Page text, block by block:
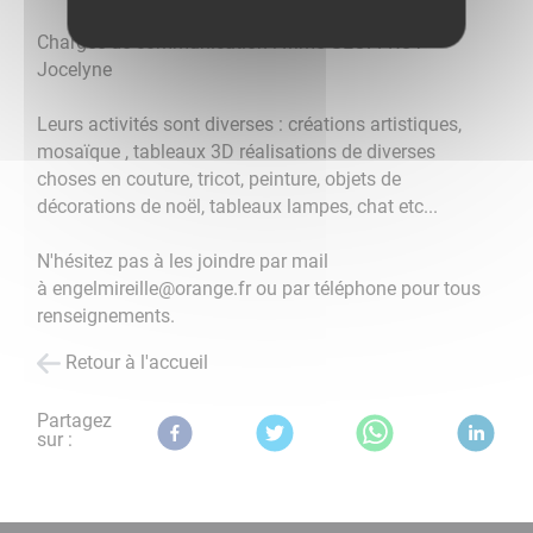
Chargée de communication : Mme GEOFFROY
Jocelyne
Leurs activités sont diverses : créations artistiques,
mosaïque , tableaux 3D réalisations de diverses
choses en couture, tricot, peinture, objets de
décorations de noël, tableaux lampes, chat etc...
N'hésitez pas à les joindre par mail
àengelmireille@orange.fr ou par téléphone pour tous
renseignements.
Retour à l'accueil
Partagez
sur :